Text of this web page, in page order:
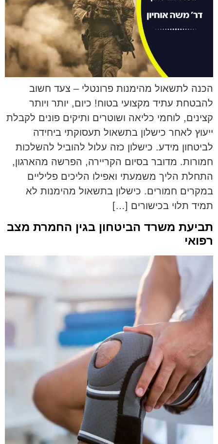
הכנה לתשאול מהימנות פרונטלי – צעד חשוב
להבטחת עתיד מקצועי בטוח! כיום, יותר ויותר
קצינים, לוחמי כליאה ושוטרים ותיקים פונים לקבלת
ייעוץ לאחר כישלון בתשאול תעסוקתי ביחידה
לביטחון מידע. כישלון כזה עלול להוביל להשלכות
חמורות. מדובר בסיום הקריירה, הפרשה מהארגון,
התחלת הליך משמעתי ואפילו הליכים פליליים
במקרים חמורים. כישלון בתשאול מהימנות לא
תמיד תלוי בכישורים […]
תביעת משרד הביטחון בגין החמרת מצב
רפואי